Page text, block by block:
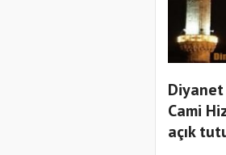
Diyanet
Cami
açık